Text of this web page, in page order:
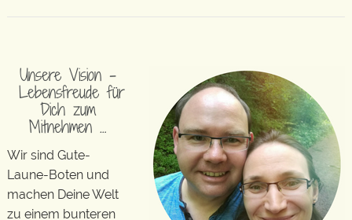
Unsere Vision –
Lebensfreude für
Dich zum
Mitnehmen …
Wir sind Gute-
Laune-Boten und
machen Deine Welt
zu einem bunteren